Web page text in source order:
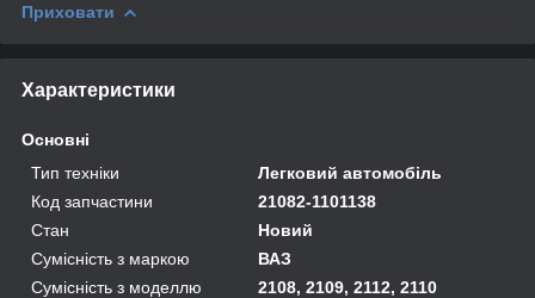
Приховати
Характеристики
Основні
Тип техніки
Легковий автомобіль
Код запчастини
21082-1101138
Стан
Новий
Сумісність з маркою
ВАЗ
Сумісність з моделлю
2108, 2109, 2112, 2110